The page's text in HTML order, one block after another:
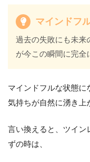
マインドフ
過去の失敗にも未来
が今この瞬間に完全
マインドフルな状態
気持ちが自然に湧き上
言い換えると、ツイン
ずの時は、